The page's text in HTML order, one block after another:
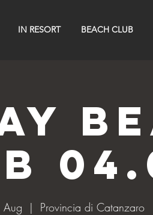
IN RESORT BEACH CLUB
Aug
  |
Provincia di Catanzaro